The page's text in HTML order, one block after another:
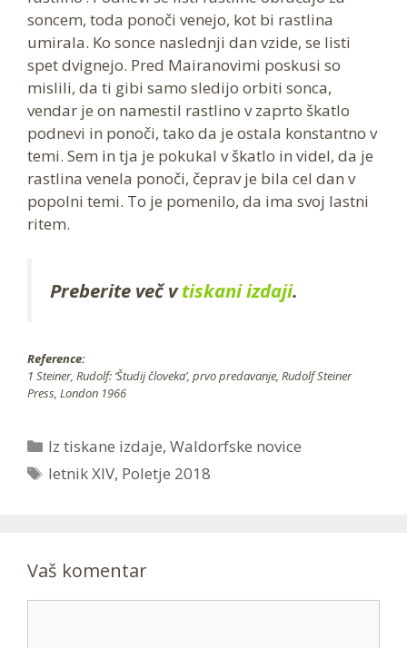
soncem, toda ponoči venejo, kot bi rastlina
umirala. Ko sonce naslednji dan vzide, se listi
spet dvignejo. Pred Mairanovimi poskusi so
mislili, da ti gibi samo sledijo orbiti sonca,
vendar je on namestil rastlino v zaprto škatlo
podnevi in ponoči, tako da je ostala konstantno v
temi. Sem in tja je pokukal v škatlo in videl, da je
rastlina venela ponoči, čeprav je bila cel dan v
popolni temi. To je pomenilo, da ima svoj lastni
ritem.
Preberite več vtiskani izdaji.
Reference:
1 Steiner, Rudolf: ‘Študij človeka’, prvo predavanje, Rudolf Steiner
Press, London 1966
Categories
Iz tiskane izdaje,Waldorfske novice
Tags
letnik XIV, Poletje 2018
Vaš komentar